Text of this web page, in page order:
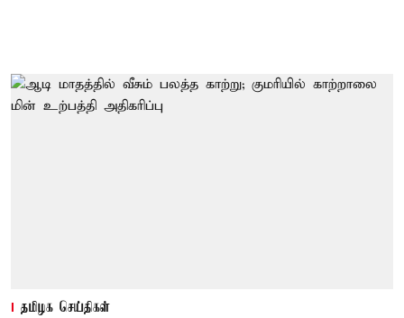
தமிழக செய்திகள்